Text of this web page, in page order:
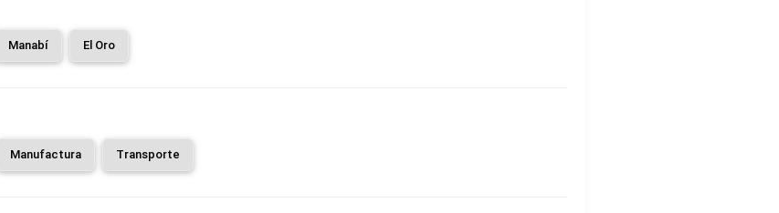
Manabí El Oro
Manufactura Transporte